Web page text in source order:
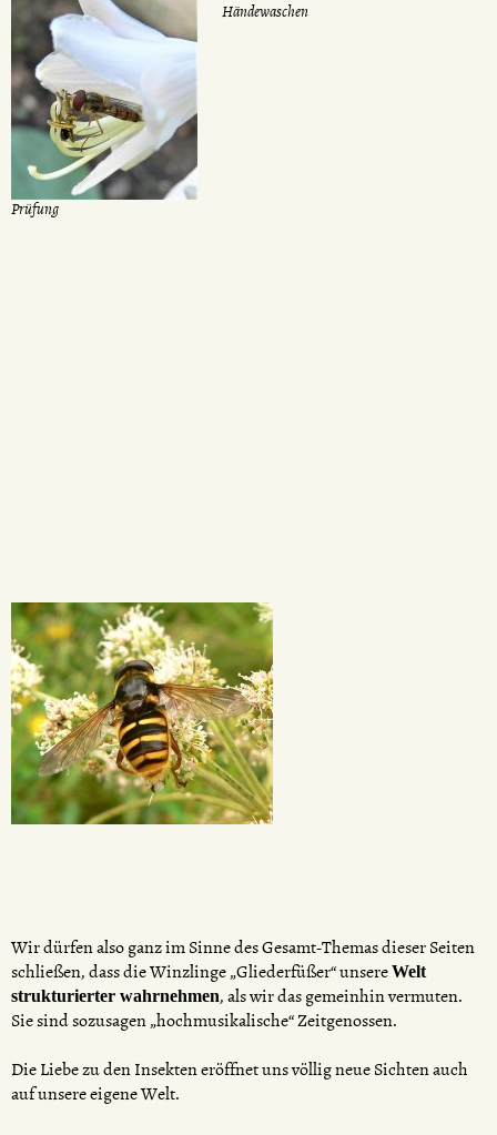
Prüfung
Händewaschen
Wir dürfen also ganz im Sinne des Gesamt-Themas dieser Seiten
schließen, dass die Winzlinge „Gliederfüßer“ unsereWelt
strukturierter wahrnehmen, als wir das gemeinhin vermuten.
Sie sind sozusagen „hochmusikalische“ Zeitgenossen.
Die Liebe zu den Insekten eröffnet uns völlig neue Sichten auch
auf unsere eigene Welt.